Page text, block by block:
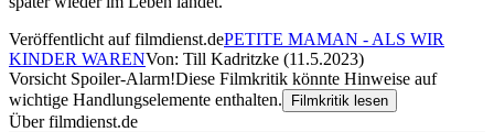
Veröffentlicht auf filmdienst.dePETITE MAMAN - ALS WIR
KINDER WARENVon: Till Kadritzke (11.5.2023)
Vorsicht Spoiler-Alarm!Diese Filmkritik könnte Hinweise auf
wichtige Handlungselemente enthalten.
Filmkritik lesen
Über filmdienst.de